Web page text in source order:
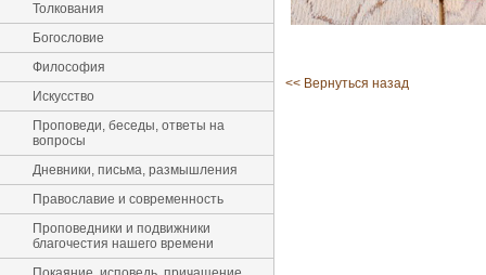
Толкования
Богословие
Философия
Искусство
Проповеди, беседы, ответы на
вопросы
Дневники, письма, размышления
Православие и современность
Проповедники и подвижники
благочестия нашего времени
<< Вернуться назад